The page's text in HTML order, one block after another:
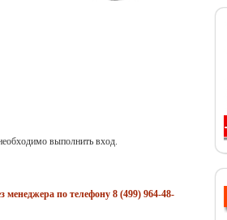
выполнить вход.
менеджера по телефону 8 (499) 964-48-